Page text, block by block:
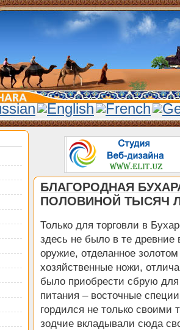
БЛАГОРОДНАЯ
ПОЛОВИНОЙ ТЫСЯЧ
Только для торговли в
здесь не было в те
оружие, отделанное
хозяйственные ножи,
было приобрести сбрую
питания – восточные
гордился не только
зодчие вкладывали сюда